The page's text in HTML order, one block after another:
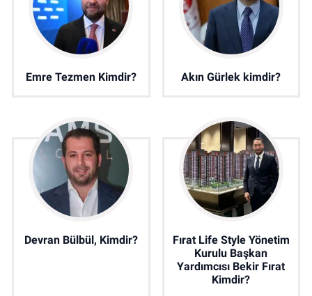
Emre Tezmen Kimdir? Akın Gürlek kimdir?
Devran Bülbül, Kimdir?
Fırat Life Style Yönetim
Kurulu Başkan
Yardımcısı Bekir Fırat
Kimdir?